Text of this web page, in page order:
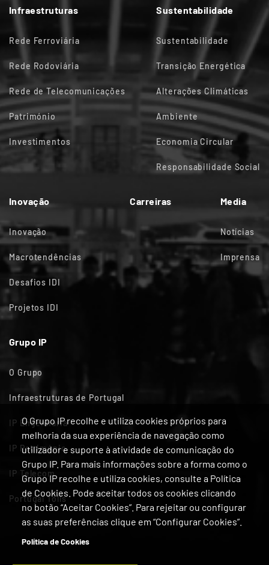
O Grupo IP recolhe e utiliza cookies próprios para
melhoria da sua experiência de navegação como
utilizador e suporte à atividade de comunicação do
Grupo IP. Para mais informações sobre a forma como o
Grupo IP recolhe e utiliza cookies, consulte a Política
de Cookies. Pode aceitar todos os cookies clicando
no botão “Aceitar Cookies”. Para rejeitar ou configurar
as suas preferências clique em “Configurar Cookies”.
Política de Cookies
Infraestruturas
Rede Ferroviária
Rede Rodoviária
Rede de Telecomunicações
Património
Investimentos
Sustentabilidade
Sustentabilidade
Transição Energética
Alterações Climáticas
Ambiente
Economia Circular
Responsabilidade Social
Inovação
Inovação
Macrotendências
Desafios IDI
Projetos IDI
Carreiras Media
Notícias
Imprensa
Grupo IP
O Grupo
Infraestruturas de Portugal
IP Engenharia
IP Património
IP Telecom
Portugal Tolls